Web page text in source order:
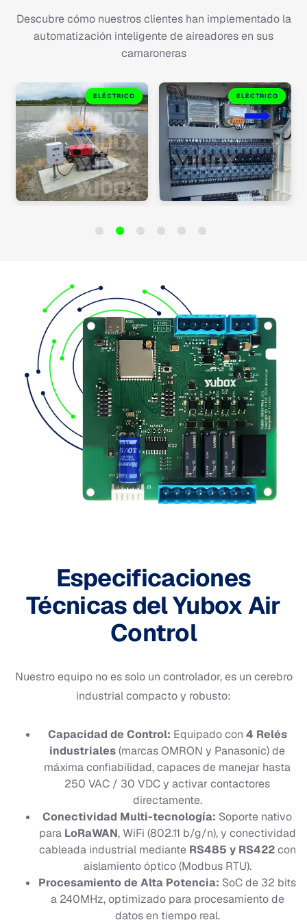
Descubre cómo nuestros clientes han implementado la
automatización inteligente de aireadores en sus
camaroneras
ELÉCTRICO ELÉCTRICO
Especificaciones
Técnicas del Yubox Air
Control
Nuestro equipo no es solo un controlador, es un cerebro
industrial compacto y robusto:
Capacidad de Control: Equipado con 4 Relés
industriales(marcas OMRON y Panasonic) de
máxima confiabilidad, capaces de manejar hasta
250 VAC / 30 VDC y activar contactores
directamente.
Conectividad Multi-tecnología: Soporte nativo
para LoRaWAN, WiFi (802.11 b/g/n), y conectividad
cableada industrial mediante RS485 y RS422con
aislamiento óptico (Modbus RTU).
Procesamiento de Alta Potencia: SoC de 32 bits
a 240MHz, optimizado para procesamiento de
datos en tiempo real.